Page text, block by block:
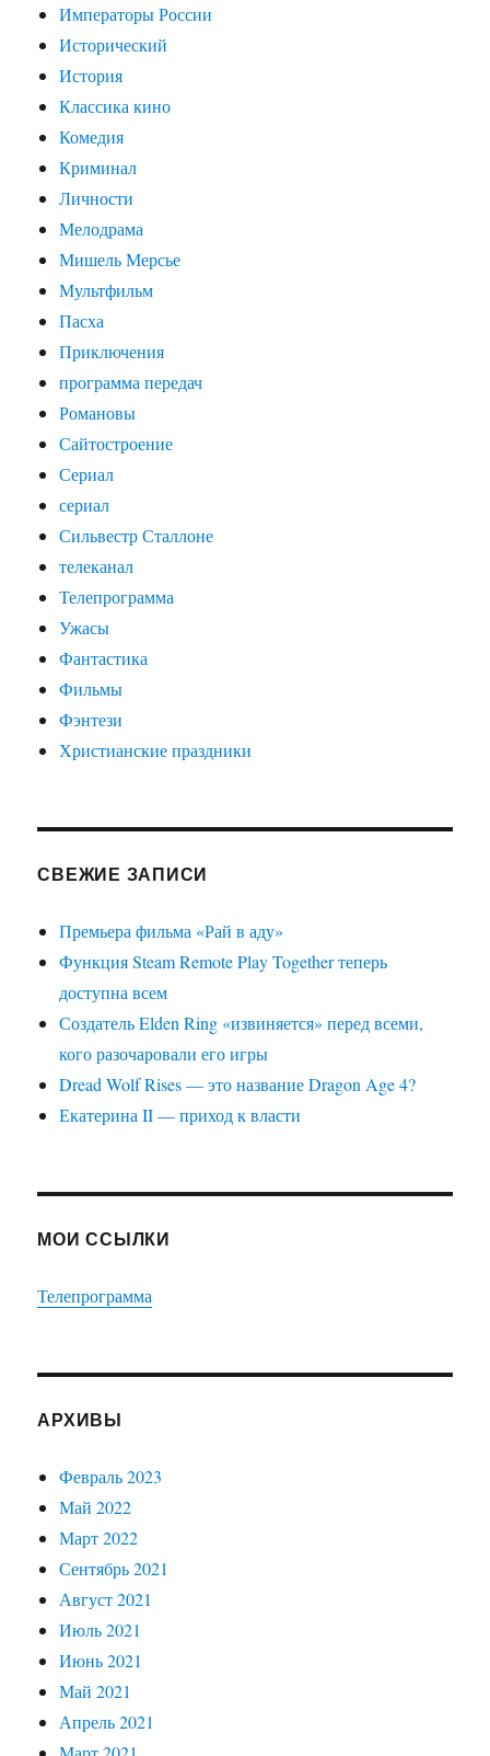
Императоры России
Исторический
История
Классика кино
Комедия
Криминал
Личности
Мелодрама
Мишель Мерсье
Мультфильм
Пасха
Приключения
программа передач
Романовы
Сайтостроение
Сериал
сериал
Сильвестр Сталлоне
телеканал
Телепрограмма
Ужасы
Фантастика
Фильмы
Фэнтези
Христианские праздники
СВЕЖИЕ ЗАПИСИ
Премьера фильма «Рай в аду»
Функция Steam Remote Play Together теперь
доступна всем
Создатель Elden Ring «извиняется» перед всеми,
кого разочаровали его игры
Dread Wolf Rises — это название Dragon Age 4?
Екатерина II — приход к власти
МОИ ССЫЛКИ
Телепрограмма
АРХИВЫ
Февраль 2023
Май 2022
Март 2022
Сентябрь 2021
Август 2021
Июль 2021
Июнь 2021
Май 2021
Апрель 2021